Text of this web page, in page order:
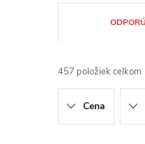
457 položiek celkom
Cena